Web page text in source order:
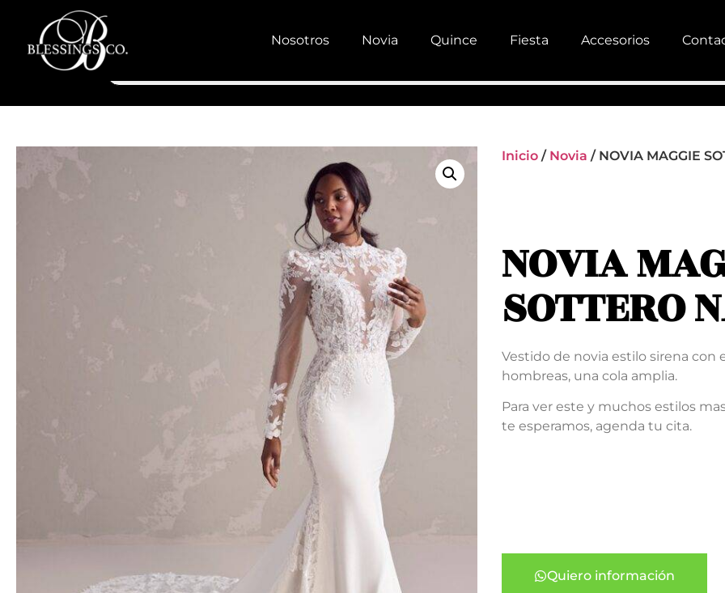
Nosotros Novia Quince Fiesta Accesorios
Inicio / Novia / NOVIA MAGGIE
NOVIA
SOTTERO
Vestido de novia estilo sirena con
hombreas, una cola amplia.
Para ver este y muchos estilos
te esperamos, agenda tu cita.
Quiero información